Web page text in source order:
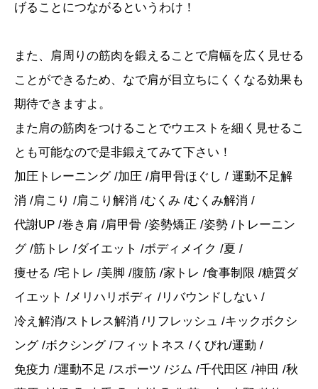
げることにつながるというわけ！
また、肩周りの筋肉を鍛えることで肩幅を広く見せる
ことができるため、なで肩が目立ちにくくなる効果も
期待できますよ。
また肩の筋肉をつけることでウエストを細く見せるこ
とも可能なので是非鍛えてみて下さい！
加圧トレーニング /加圧 /肩甲骨ほぐし / 運動不足解
消 /肩こり /肩こり解消 /むくみ /むくみ解消 /
代謝UP /巻き肩 /肩甲骨 /姿勢矯正 /姿勢 /トレーニン
グ /筋トレ /ダイエット /ボディメイク /夏 /
痩せる /宅トレ /美脚 /腹筋 /家トレ /食事制限 /糖質ダ
イエット /メリハリボディ /リバウンドしない /
冷え解消/ストレス解消 /リフレッシュ /キックボクシ
ング /ボクシング /フィットネス /くびれ/運動 /
免疫力 /運動不足 /スポーツ /ジム /千代田区 /神田 /秋